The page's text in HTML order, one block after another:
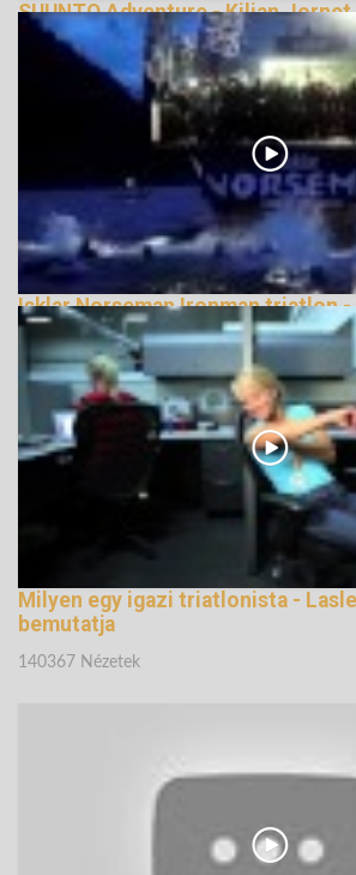
SUUNTO Adventure - Kilian Jornet
Stolz
153136 Nézetek
Isklar Norseman Ironman triatlon
Wind
147260 Nézetek
Milyen egy igazi triatlonista -
bemutatja
140367 Nézetek